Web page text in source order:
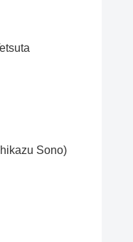
Sono)